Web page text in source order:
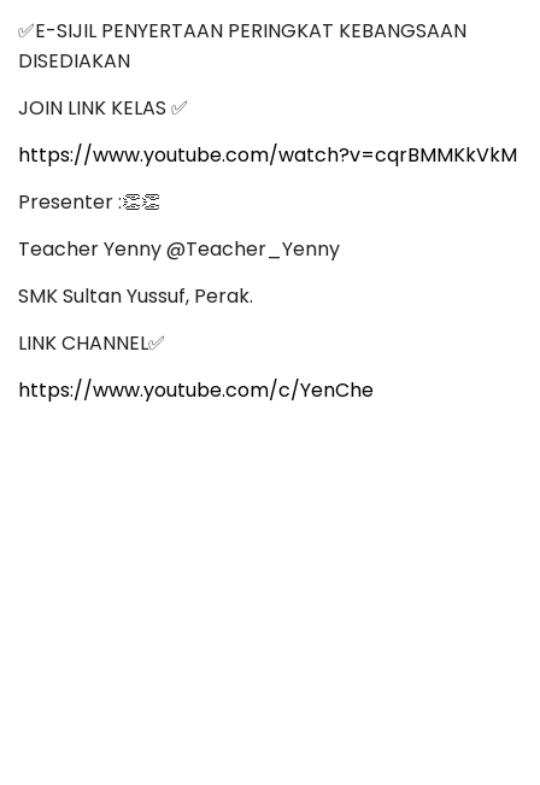
✅E-SIJIL PENYERTAAN PERINGKAT KEBANGSAAN
DISEDIAKAN
JOIN LINK KELAS ✅
https://www.youtube.com/watch?v=cqrBMMKkVkM
Presenter :👏👏
Teacher Yenny @Teacher_Yenny
SMK Sultan Yussuf, Perak.
LINK CHANNEL✅
https://www.youtube.com/c/YenChe